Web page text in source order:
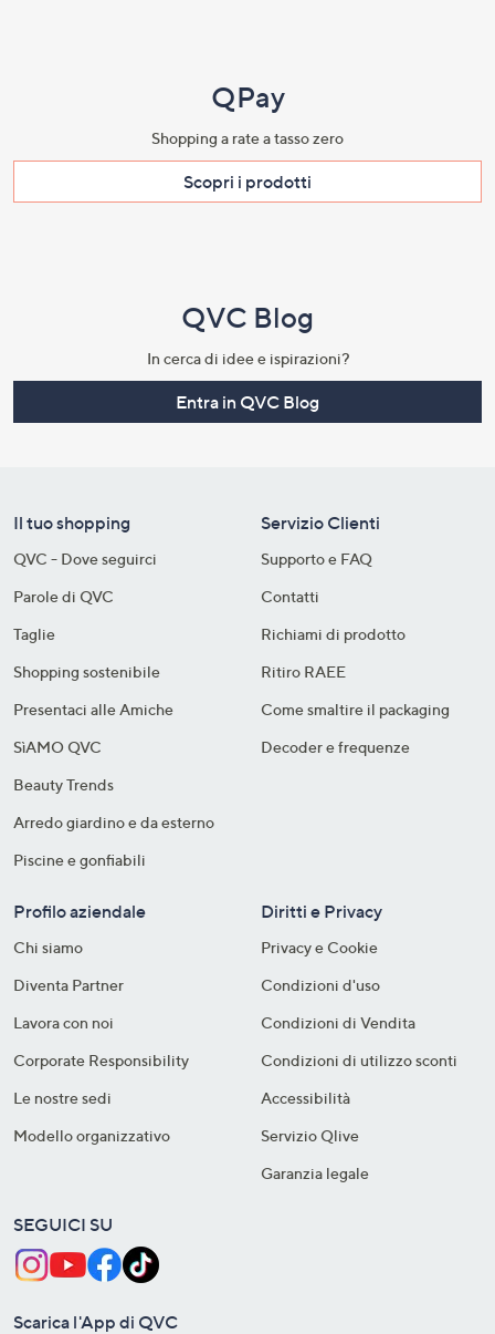
QPay
Shopping a rate a tasso zero​
Scopri i prodotti​
QVC Blog
In cerca di idee e ispirazioni?
Entra in QVC Blog
Il tuo shopping
QVC - Dove seguirci
Parole di QVC
Taglie
Shopping sostenibile​
Presentaci alle Amiche
SìAMO QVC
Beauty Trends
Arredo giardino e da esterno
Piscine e gonfiabili
Servizio Clienti
Supporto e FAQ
Contatti
Richiami di prodotto
Ritiro RAEE
Come smaltire il packaging​
Decoder e frequenze​
Profilo aziendale
Chi siamo
Diventa Partner
Lavora con noi
Corporate Responsibility
Le nostre sedi
Modello organizzativo
Diritti e Privacy
Privacy e Cookie
Condizioni d'uso
Condizioni di Vendita
Condizioni di utilizzo sconti
Accessibilità
Servizio Qlive
Garanzia legale
SEGUICI SU
Scarica l'App di QVC